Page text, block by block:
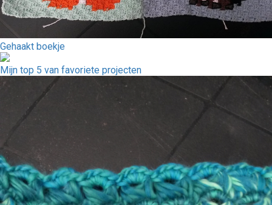
Gehaakt boekje
Mijn top 5 van favoriete projecten